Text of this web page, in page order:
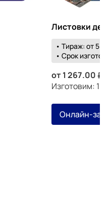
Листовки
• Тираж: от 500
• Срок
от 1 267.00
Изготовим: 18
Онлайн-